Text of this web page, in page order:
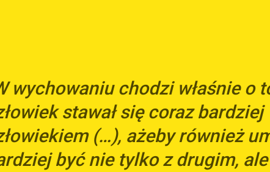
wychowaniu chodzi właśnie o
stawał się coraz bardziej
(…), ażeby również
być nie tylko z drugim,